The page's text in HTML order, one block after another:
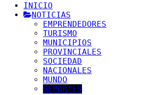
INICIO
NOTICIAS
EMPRENDEDORES
TURISMO
MUNICIPIOS
PROVINCIALES
SOCIEDAD
NACIONALES
MUNDO
DEPORTES